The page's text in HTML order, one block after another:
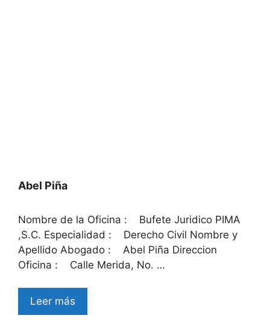
Abel Piña
Nombre de la Oficina : Bufete Juridico PIMA
,S.C. Especialidad : Derecho Civil Nombre y
Apellido Abogado : Abel Piña Direccion
Oficina : Calle Merida, No. …
Leer más